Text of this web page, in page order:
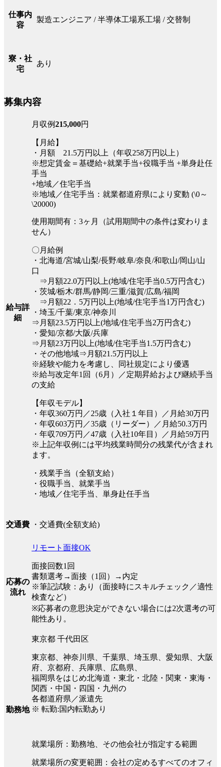
仕事内
容
製造エンジニア / 半導体工場系工場 / 交替制
寮・社
宅
あり
募集内容
給与詳
細
月収例215,000円
【月給】
・月額 21.5万円以上（年収258万円以上）
※想定賃金＝基礎給+就業手当+役職手当 +単身赴任
手当
+地域／住宅手当
※地域／住宅手当：就業都道府県により変動 (\0～
\20000)
使用期間有：3ヶ月（試用期間中の条件は変わりま
せん）
〇月給例
・北海道/宮城/山梨/長野/岐阜/奈良/和歌山/岡山/山
口
⇒月額22.0万円以上(地域/住宅手当0.5万円含む)
・茨城/栃木/群馬/静岡/三重/滋賀/広島/福岡
⇒月額22．5万円以上(地域/住宅手当1万円含む)
・埼玉/千葉/東京/神奈川
⇒月額23.5万円以上(地域/住宅手当2万円含む)
・愛知/京都/大阪/兵庫
⇒月額23万円以上(地域/住宅手当1.5万円含む)
・その他地域⇒月額21.5万円以上
※経験や能力を考慮し、同社規定により優遇
※給与改定年1回（6月）／定期昇給および継続手当
の支給
【年収モデル】
・年収360万円／25歳（入社１年目）／月給30万円
・年収603万円／35歳（リーダー）／月給50.3万円
・年収709万円／47歳（入社10年目）／月給59万円
※上記年収例には平均残業時間分の残業代が含まれ
ます。
・残業手当（全額支給）
・役職手当、就業手当
・地域／住宅手当、単身赴任手当
交通費 ・交通費(全額支給)
応募の
流れ
リモート面接OK
面接回数1回
書類選考→面接（1回）→内定
※筆記試験：あり（面接時にスキルチェック／適性
検査など）
※応募者の意思決定ができない場合には2次選考の可
能性あり。
勤務地
東京都 千代田区
東京都、神奈川県、千葉県、埼玉県、愛知県、大阪
府、京都府、兵庫県、広島県、
福岡県をはじめ北海道・東北・北陸・関東・東海・
関西・中国・四国・九州の
各都道府県／派遣先
※ 転勤:国内転勤あり
就業場所：勤務地、その他会社が指定する範囲
就業場所の変更範囲：会社の定めるすべてのオフィ